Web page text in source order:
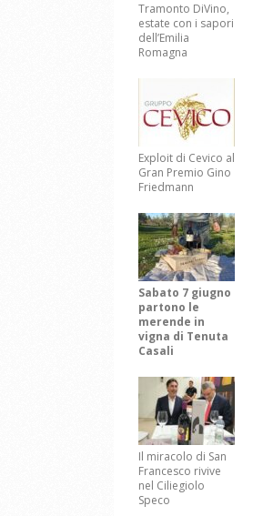
Tramonto DiVino,
estate con i sapori
dell’Emilia
Romagna
Exploit di Cevico al
Gran Premio Gino
Friedmann
Sabato 7 giugno
partono le
merende in
vigna di Tenuta
Casali
Il miracolo di San
Francesco rivive
nel Ciliegiolo
Speco